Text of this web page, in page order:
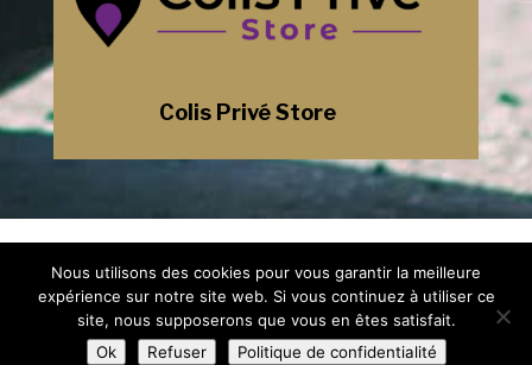
Colis Privé Store
Politique de Confidentialité
Plan du Site
Création Site Internet Saint-Etienne |
WEBILIKO |
Nous utilisons des cookies pour vous garantir la meilleure
expérience sur notre site web. Si vous continuez à utiliser ce
site, nous supposerons que vous en êtes satisfait.
Ok
Refuser Politique de confidentialité